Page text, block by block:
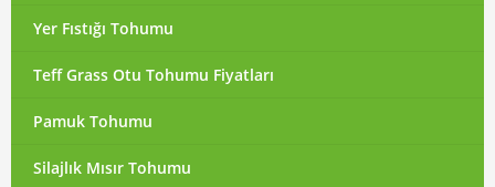
Yer Fıstığı Tohumu
Teff Grass Otu Tohumu Fiyatları
Pamuk Tohumu
Silajlık Mısır Tohumu